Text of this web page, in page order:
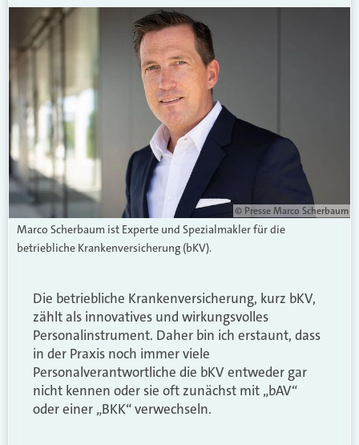
© Presse Marco Scherbaum
Marco Scherbaum ist Experte und Spezialmakler für die
betriebliche Krankenversicherung (bKV).
Die betriebliche Krankenversicherung, kurz bKV,
zählt als innovatives und wirkungsvolles
Personalinstrument. Daher bin ich erstaunt, dass
in der Praxis noch immer viele
Personalverantwortliche die bKV entweder gar
nicht kennen oder sie oft zunächst mit „bAV“
oder einer „BKK“ verwechseln.